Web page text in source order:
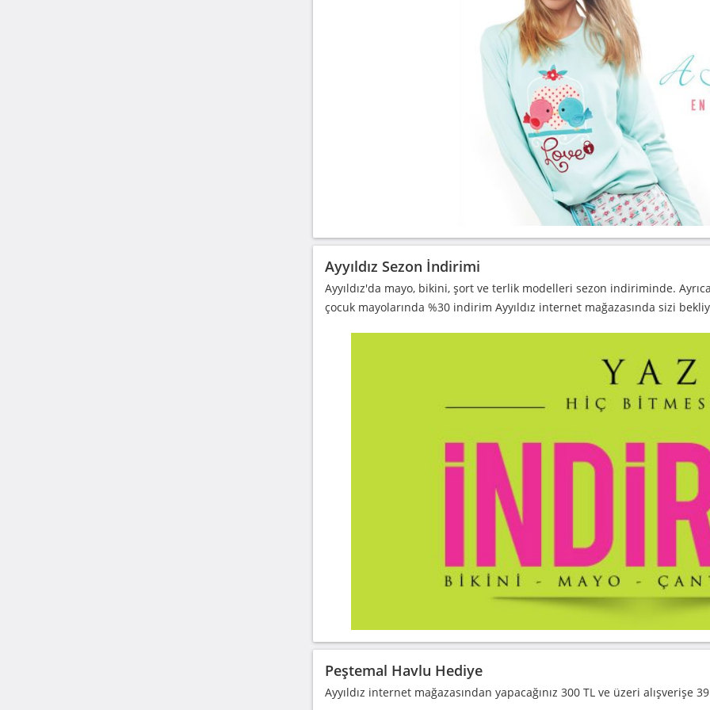
Ayyıldız Sezon İndirimi
Ayyıldız'da mayo, bikini, şort ve terlik modelleri sezon indiriminde.
çocuk mayolarında %30 indirim Ayyıldız internet mağazasında sizi
Peştemal Havlu Hediye
Ayyıldız internet mağazasından yapacağınız 300 TL ve üzeri alışverişe